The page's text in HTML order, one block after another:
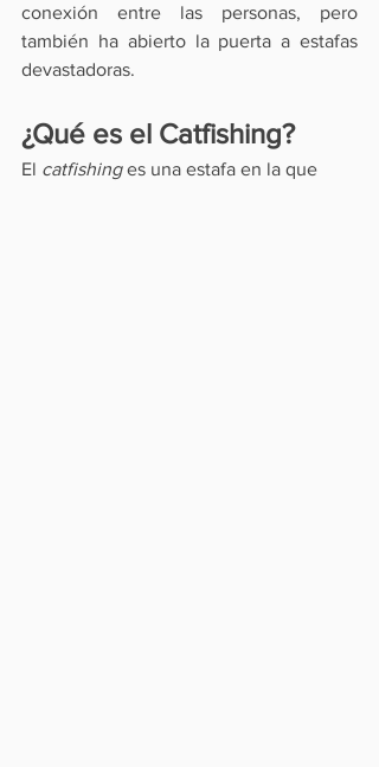
conexión entre las personas, pero
también ha abierto la puerta a estafas
devastadoras.
¿Qué es el Catfishing?
El catfishing es una estafa en la que